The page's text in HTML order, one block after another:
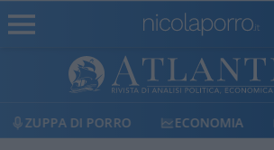
ZUPPA DI PORRO ECONOMIA